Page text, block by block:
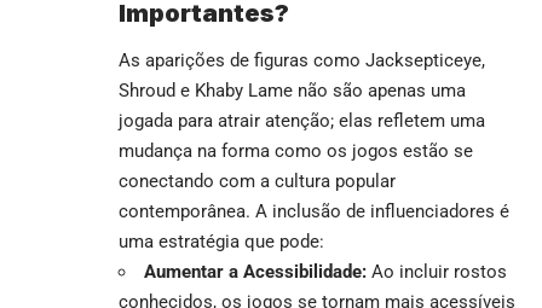
Importantes?
As aparições de figuras como Jacksepticeye,
Shroud e Khaby Lame não são apenas uma
jogada para atrair atenção; elas refletem uma
mudança na forma como os jogos estão se
conectando com a cultura popular
contemporânea. A inclusão de influenciadores é
uma estratégia que pode:
Aumentar a Acessibilidade: Ao incluir rostos
conhecidos, os jogos se tornam mais acessíveis